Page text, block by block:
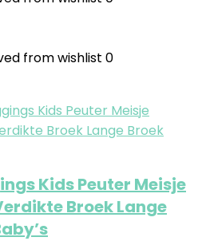
from wishlist 0
Kids Peuter Meisje
Broek Lange